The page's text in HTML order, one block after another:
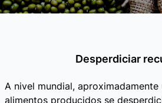
Desperdiciar
A nivel mundial,
alimentos producidos se